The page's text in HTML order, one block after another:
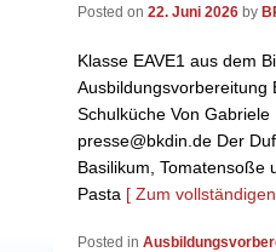
Posted on 22. Juni 2026 by
Klasse EAVE1 aus dem
Ausbildungsvorbereitung
Schulküche Von Gabriele
presse@bkdin.de Der
Basilikum, Tomatensoße
Pasta [ Zum
Posted in